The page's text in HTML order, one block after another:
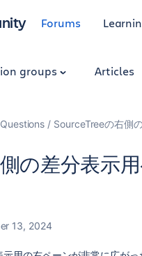
Forums
groups Articles
Questions SourceTreeの右側
の差分表示
13, 2024